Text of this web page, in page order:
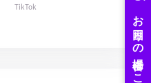
TikTok